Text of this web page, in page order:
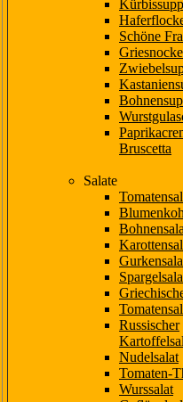
Schöne
Bruscetta
Salate
Russischer
Nudelsalat
Tomaten-
Wurssalat